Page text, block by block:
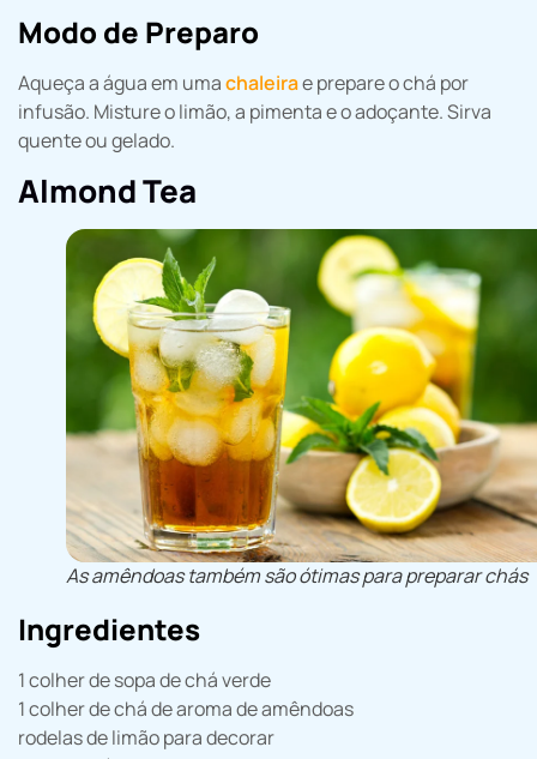
Modo de Preparo
Aqueça a água em umachaleirae prepare o chá por
infusão. Misture o limão, a pimenta e o adoçante. Sirva
quente ou gelado.
Almond Tea
As amêndoas também são ótimas para preparar chás
Ingredientes
1 colher de sopa de chá verde
1 colher de chá de aroma de amêndoas
rodelas de limão para decorar